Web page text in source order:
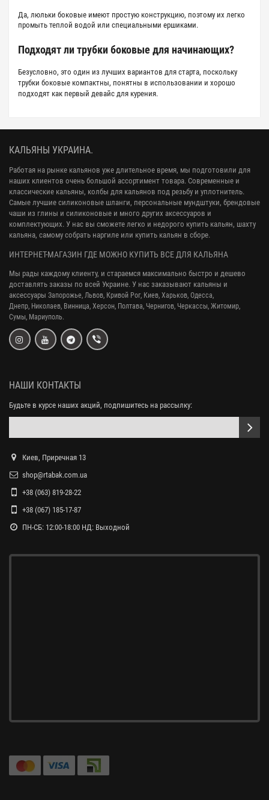
Да, люльки боковые имеют простую конструкцию, поэтому их легко
промыть теплой водой или специальными ершиками.
Подходят ли трубки боковые для начинающих?
Безусловно, это один из лучших вариантов для старта, поскольку
трубки боковые компактны, понятны в использовании и хорошо
подходят как первый девайс для курения.
КАЛЬЯНЫ УКРАИНА.
Работая на рынке кальянов уже длительное время, мы подготовили для
наших клиентов очень большой ассортимент товара. Современные и
классические кальяны, колбы для кальянов под резьбу и уплотнитель.
Самые лучшие силиконовые шланги, персональные мундштуки, брендовые
чаши из глины и силиконовые и много других аксессуаров и
комплектующих. У нас вы сможете легко и недорого купить кальян, шахту
кальяна, самому собрать наргиле или купить кальян в сборе.
ИНТЕРНЕТ-МАГАЗИН ГДЕ МОЖНО КУПИТЬ ВСЕ ДЛЯ КАЛЬЯНА
Мы рады каждому клиенту, и стараемся максимально быстро и дешево
доставлять заказы по всей Украине. У нас заказывают кальяны и
аксессуары Запорожье, Львов, Кривой Рог, Киев, Харьков, Одесса,
Днепр, Николаев, Винница, Херсон, Полтава, Чернигов, Черкассы, Житомир,
Сумы, Мариуполь.
НАШИ КОНТАКТЫ
Будьте в курсе наших акций, подпишитесь на рассылку:
Киев, Приречная 13
shop@rtabak.com.ua
+38 (063) 819-28-22
+38 (067) 185-17-87
ПН-СБ: 12:00-18:00 НД: Выходной